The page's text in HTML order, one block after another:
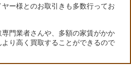
ー様とのお取引きも多数行ってお
門業者さんや、多額の家賃がかか
り高く買取することができるので